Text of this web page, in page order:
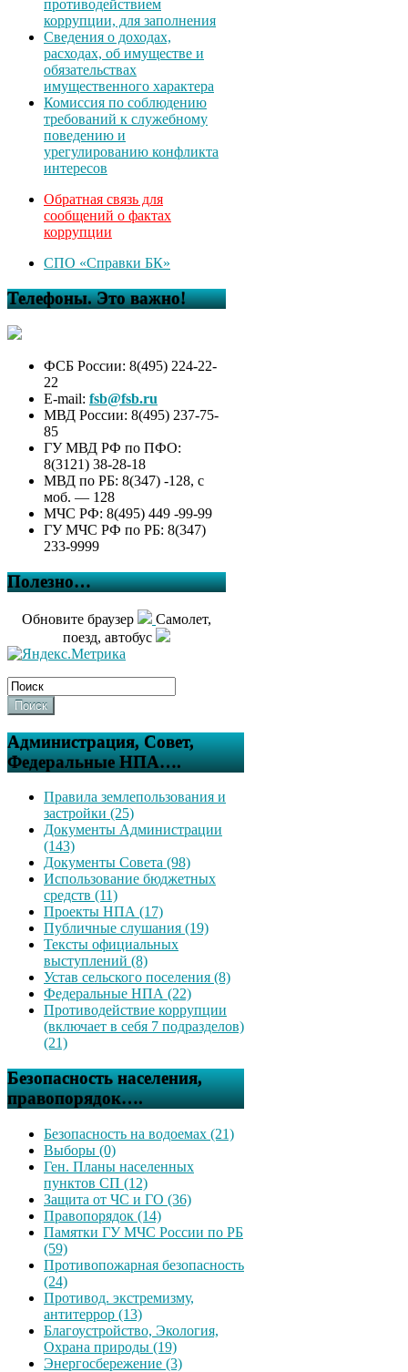
противодействием
коррупции, для заполнения
Сведения о доходах,
расходах, об имуществе и
обязательствах
имущественного характера
Комиссия по соблюдению
требований к служебному
поведению и
урегулированию конфликта
интересов
Обратная связь для
сообщений о фактах
коррупции
СПО «Справки БК»
Телефоны. Это важно!
ФСБ России: 8(495) 224-22-
22
E-mail: fsb@fsb.ru
МВД России: 8(495) 237-75-
85
ГУ МВД РФ по ПФО:
8(3121) 38-28-18
МВД по РБ: 8(347) -128, с
моб. — 128
МЧС РФ: 8(495) 449 -99-99
ГУ МЧС РФ по РБ: 8(347)
233-9999
Полезно…
Обновите браузер
Самолет,
поезд, автобус
Поиск
Администрация, Совет,
Федеральные НПА….
Правила землепользования и
застройки (25)
Документы Администрации
(143)
Документы Совета (98)
Использование бюджетных
средств (11)
Проекты НПА (17)
Публичные слушания (19)
Тексты официальных
выступлений (8)
Устав сельского поселения (8)
Федеральные НПА (22)
Противодействие коррупции
(включает в себя 7 подразделов)
(21)
Безопасность населения,
правопорядок….
Безопасность на водоемах (21)
Выборы (0)
Ген. Планы населенных
пунктов СП (12)
Защита от ЧС и ГО (36)
Правопорядок (14)
Памятки ГУ МЧС России по РБ
(59)
Противопожарная безопасность
(24)
Противод. экстремизму,
антитеррор (13)
Благоустройство, Экология,
Охрана природы (19)
Энергосбережение (3)